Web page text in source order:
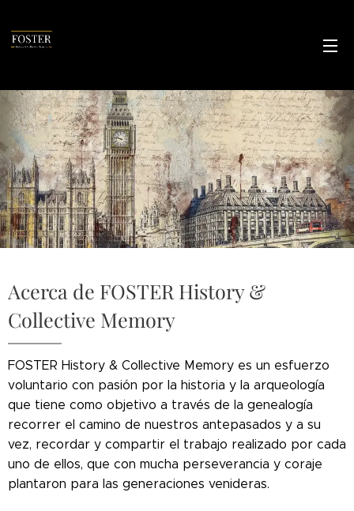
Acerca de FOSTER History &
Collective Memory
FOSTER History & Collective Memory es un esfuerzo
voluntario con pasión por la historia y la arqueología
que tiene como objetivo a través de la genealogía
recorrer el camino de nuestros antepasados ​​y a su
vez, recordar y compartir el trabajo realizado por cada
uno de ellos, que con mucha perseverancia y coraje
plantaron para las generaciones venideras.